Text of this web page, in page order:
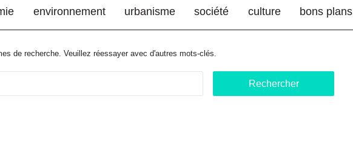
environnement urbanisme société culture bons plans
de recherche. Veuillez réessayer avec d'autres mots-clés.